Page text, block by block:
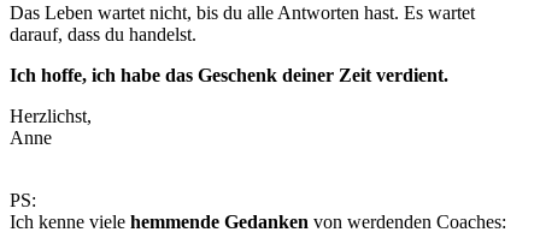
Das Leben wartet nicht, bis du alle Antworten hast. Es wartet
darauf, dass du handelst.
Ich hoffe, ich habe das Geschenk deiner Zeit verdient.
Herzlichst,
Anne
PS:
Ich kenne viele hemmende Gedanken von werdenden Coaches: